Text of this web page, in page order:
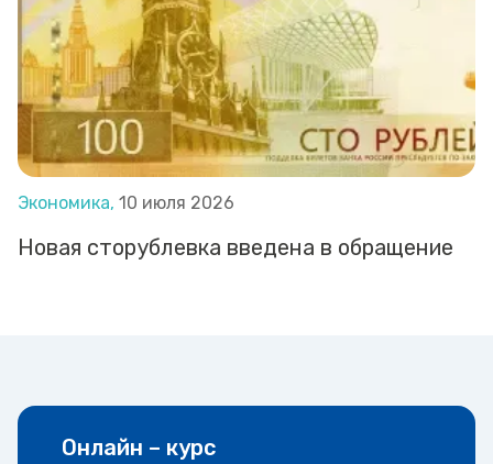
Экономика, 10 июля 2026
Новая сторублевка введена в обращение
Онлайн – курс